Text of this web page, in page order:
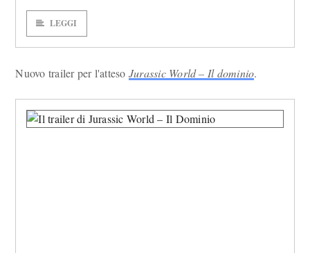
LEGGI
Nuovo trailer per l'atteso Jurassic World – Il dominio.